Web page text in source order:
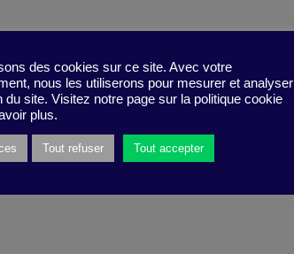
des cookies sur ce site. Avec votre
nous les utiliserons pour mesurer et analyser
du site. Visitez notre page sur la politique cookie
plus.
Tout refuser Tout accepter